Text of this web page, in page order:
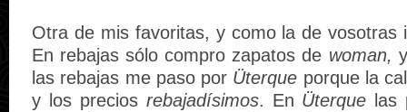
Otra de mis favoritas, y como la de vosotras
En rebajas sólo compro zapatos de woman,
las rebajas me paso por Üterque porque la
y los precios rebajadísimos. En Üterque las